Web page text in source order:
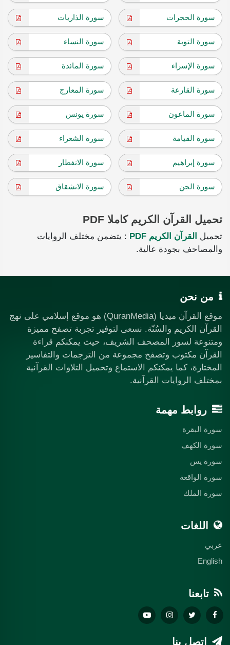
سورة الحجرات سورة الذاريات
سورة التوبة سورة النساء
سورة الإسراء سورة المائدة
سورة القارعة سورة المعارج
سورة الماعون سورة يونس
سورة القيامة سورة الشعراء
سورة إبراهيم سورة الانفطار
سورة الجن سورة الانشقاق
تحميل القرآن الكريم كاملا PDF
تحميل القرآن الكريم PDF
: يتضمن مختلف الروايات
والمصاحف بجودة عالية.
من نحن
موقع القرآن ميديا (QuranMedia) هو موقع إسلامي على نهج
القرآن الكريم والسُنّة. نسعى لتوفير تجربة تصفح مميزة
ومتنوعة لسور المصحف الشريف، حيث يمكنكم قراءة
القرآن مكتوب وتصفح مجموعة من الترجمات والتفاسير
المختارة، كما يمكنكم الاستماع وتحميل التلاوات القرآنية
بمختلف الروايات القرآنية.
روابط مهمة
سورة البقرة
سورة الكهف
سورة يس
سورة الواقعة
سورة الملك
اللغات
عربي
English
تابعنا
اتصل بنا